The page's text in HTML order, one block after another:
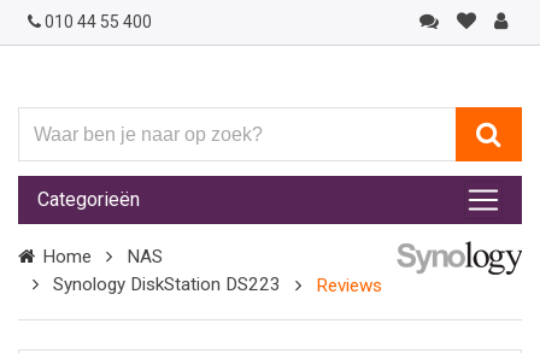
010 44 55 400
ben
je
naar
op
zoek?
Categorieën
Home
NAS
Synology DiskStation DS223
Reviews